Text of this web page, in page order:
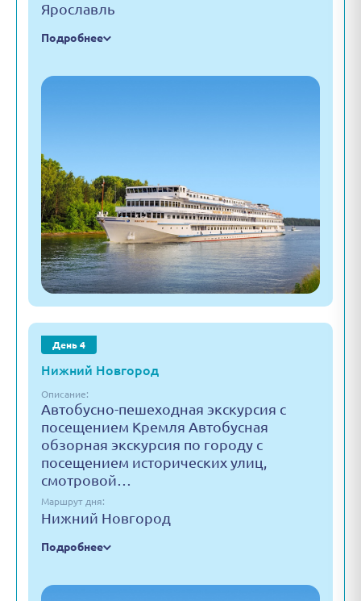
Ярославль
Подробнее
День 4
Нижний Новгород
Описание:
Автобусно-пешеходная экскурсия с
посещением Кремля Автобусная
обзорная экскурсия по городу с
посещением исторических улиц,
смотровой…
Маршрут дня:
Нижний Новгород
Подробнее